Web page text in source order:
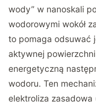
wody” w nanoskali
wodorowymi wokół
to pomaga odsuwać
aktywnej
energetyczną
wodoru. Ten
elektroliza